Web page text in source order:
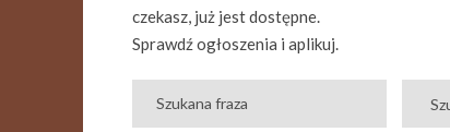
czekasz, już jest dostępne.
Sprawdź ogłoszenia i aplikuj.